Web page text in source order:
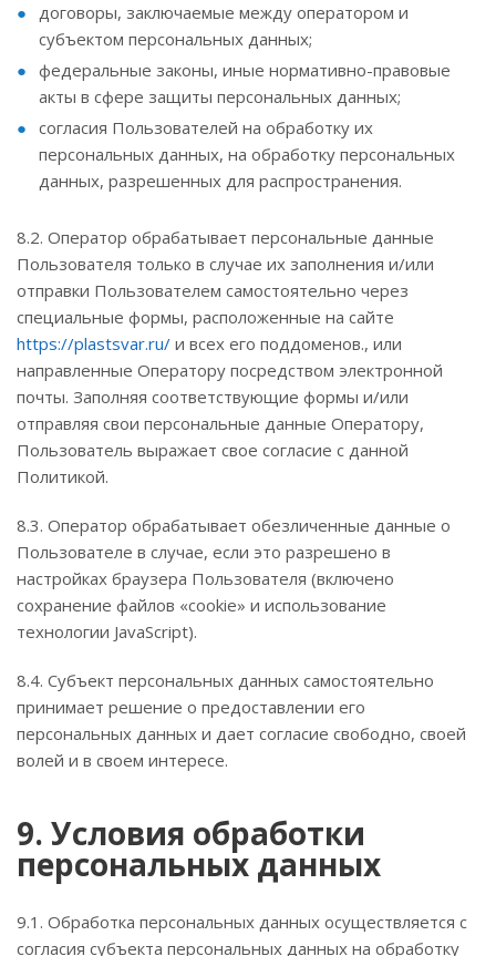
договоры, заключаемые между оператором и
субъектом персональных данных;
федеральные законы, иные нормативно-правовые
акты в сфере защиты персональных данных;
согласия Пользователей на обработку их
персональных данных, на обработку персональных
данных, разрешенных для распространения.
8.2. Оператор обрабатывает персональные данные
Пользователя только в случае их заполнения и/или
отправки Пользователем самостоятельно через
специальные формы, расположенные на сайте
https://plastsvar.ru/ и всех его поддоменов., или
направленные Оператору посредством электронной
почты. Заполняя соответствующие формы и/или
отправляя свои персональные данные Оператору,
Пользователь выражает свое согласие с данной
Политикой.
8.3. Оператор обрабатывает обезличенные данные о
Пользователе в случае, если это разрешено в
настройках браузера Пользователя (включено
сохранение файлов «cookie» и использование
технологии JavaScript).
8.4. Субъект персональных данных самостоятельно
принимает решение о предоставлении его
персональных данных и дает согласие свободно, своей
волей и в своем интересе.
9. Условия обработки
персональных данных
9.1. Обработка персональных данных осуществляется с
согласия субъекта персональных данных на обработку